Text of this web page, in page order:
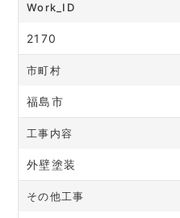
Work_ID
2170
市町村
福島市
工事内容
外壁塗装
その他工事